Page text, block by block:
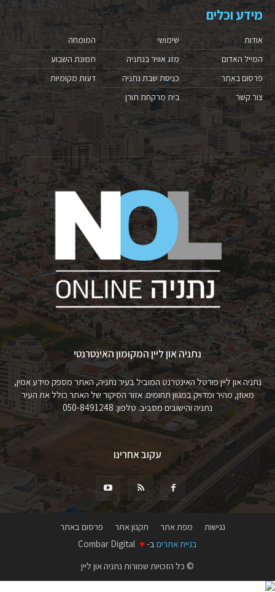
מידע וכלים
אודות
המייל האדום
פרסום באתר
צור קשר
שימושי
מזג אוויר בנתניה
כניסת שבת נתניה
בית מרקחת תורן
המומחה
תמונת השבוע
דעות מקומיות
נתניה און ליין המקומון האינטרנטי
נתניה און ליין פורטל האינטרנט המוביל בעיר נתניה, האתר מספק מידע אמין,
מאוזן, מהיר ומדויק במגוון תחומים. אזור הסיקור של האתר כולל את העיר
נתניה והישובים מסביב. טלפון: 050-8491248
עקוב אחרינו
נגישות מפת אתר תקנון אתר
פרסום באתר
בניית אתרים ב- ♥
© כל הזכויות שמורות נתניה און ליין